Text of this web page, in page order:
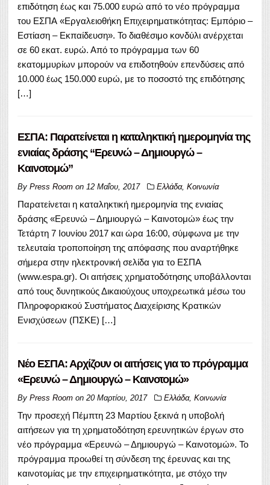
επιδότηση έως και 75.000 ευρώ από το νέο πρόγραμμα
του ΕΣΠΑ «Εργαλειοθήκη Επιχειρηματικότητας: Εμπόριο –
Εστίαση – Εκπαίδευση». Το διαθέσιμο κονδύλι ανέρχεται
σε 60 εκατ. ευρώ. Από το πρόγραμμα των 60
εκατομμυρίων μπορούν να επιδοτηθούν επενδύσεις από
10.000 έως 150.000 ευρώ, με το ποσοστό της επιδότησης
[…]
ΕΣΠΑ: Παρατείνεται η καταληκτική ημερομηνία της
ενιαίας δράσης “Ερευνώ – Δημιουργώ –
Καινοτομώ”
By Press Room on 12 Μαΐου, 2017 Ελλάδα, Κοινωνία
Παρατείνεται η καταληκτική ημερομηνία της ενιαίας
δράσης «Ερευνώ – Δημιουργώ – Καινοτομώ» έως την
Τετάρτη 7 Ιουνίου 2017 και ώρα 16:00, σύμφωνα με την
τελευταία τροποποίηση της απόφασης που αναρτήθηκε
σήμερα στην ηλεκτρονική σελίδα για το ΕΣΠΑ
(www.espa.gr). Οι αιτήσεις χρηματοδότησης υποβάλλονται
από τους δυνητικούς Δικαιούχους υποχρεωτικά μέσω του
Πληροφοριακού Συστήματος Διαχείρισης Κρατικών
Ενισχύσεων (ΠΣΚΕ) […]
Νέο ΕΣΠΑ: Αρχίζουν οι αιτήσεις για το πρόγραμμα
«Ερευνώ – Δημιουργώ – Καινοτομώ»
By Press Room on 20 Μαρτίου, 2017 Ελλάδα, Κοινωνία
Την προσεχή Πέμπτη 23 Μαρτίου ξεκινά η υποβολή
αιτήσεων για τη χρηματοδότηση ερευνητικών έργων στο
νέο πρόγραμμα «Ερευνώ – Δημιουργώ – Καινοτομώ». Το
πρόγραμμα προωθεί τη σύνδεση της έρευνας και της
καινοτομίας με την επιχειρηματικότητα, με στόχο την